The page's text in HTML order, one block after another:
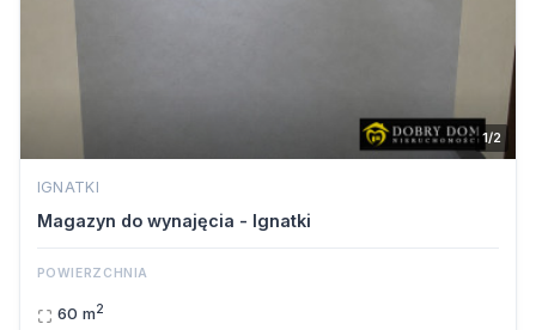
1/2
IGNATKI
Magazyn do wynajęcia - Ignatki
POWIERZCHNIA
60 m2